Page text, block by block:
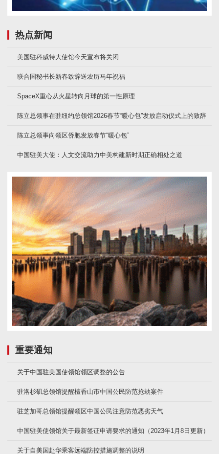
热点新闻
美国驻科威特大使馆今天宣布将关闭
联合国秘书长新春致辞送农历马年祝福
SpaceX重心从火星转向月球的第一性原理
陈立总领事在驻纽约总领馆2026春节“暖心包”发放启动仪式上的致辞
陈立总领事向领区侨胞发放春节“暖心包”
中国驻美大使：人文交流助力中美构建新时期正确相处之道
重要通知
关于中国驻美国使领馆领区调整的公告
驻洛杉矶总领馆提醒檀香山市中国公民防范抢劫案件
驻芝加哥总领馆提醒领区中国公民注意防范恶劣天气
中国驻美使领馆关于最新签证申请要求的通知（2023年1月8日更新）
关于自美国赴华乘客远端防控措施调整的说明